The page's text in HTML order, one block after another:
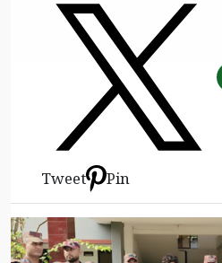
Tweet Pin